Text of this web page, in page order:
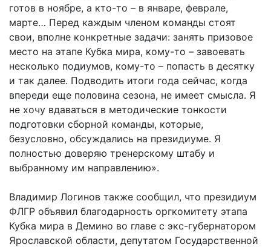
готов в ноябре, а кто-то – в январе, феврале,
марте… Перед каждым членом команды стоят
свои, вполне конкретные задачи: занять призовое
место на этапе Кубка мира, кому-то – завоевать
несколько подиумов, кому-то – попасть в десятку
и так далее. Подводить итоги года сейчас, когда
впереди еще половина сезона, не имеет смысла. Я
не хочу вдаваться в методические тонкости
подготовки сборной команды, которые,
безусловно, обсуждались на президиуме. Я
полностью доверяю тренерскому штабу и
выбранному им направлению».
Владимир Логинов также сообщил, что президиум
ФЛГР объявил благодарность оргкомитету этапа
Кубка мира в Демино во главе с экс-губернатором
Ярославской области, депутатом Государственной